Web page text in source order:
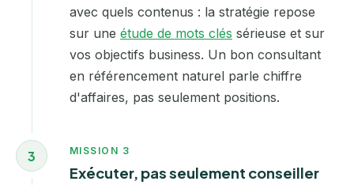
avec quels contenus : la stratégie repose
sur une étude de mots clés sérieuse et sur
vos objectifs business. Un bon consultant
en référencement naturel parle chiffre
d'affaires, pas seulement positions.
3 MISSION 3
Exécuter, pas seulement conseiller